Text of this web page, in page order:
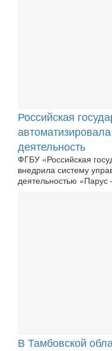
Российская
деятельность
ФГБУ «Российская
внедрила систему
деятельностью
В Тамбовской